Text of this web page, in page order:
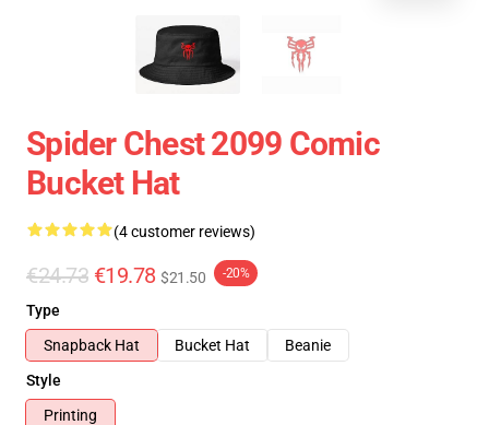
Spider Chest 2099 Comic
Bucket Hat
(4 customer reviews)
€24.73 €19.78 $21.50 -20%
Type
Snapback Hat
Bucket Hat
Beanie
Style
Printing